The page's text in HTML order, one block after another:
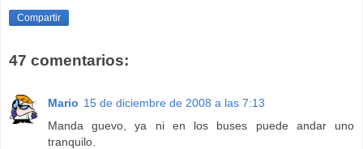
Compartir
47 comentarios:
Mario 15 de diciembre de 2008 a las 7:13
Manda guevo, ya ni en los buses puede andar uno
tranquilo.